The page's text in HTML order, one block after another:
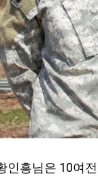
인흥님은 10여